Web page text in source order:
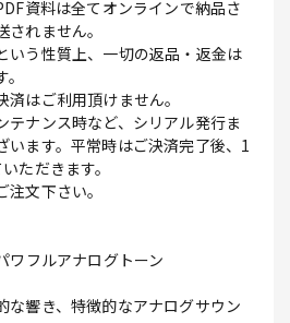
資料は全てオンラインで納品さ
れません。
いう性質上、一切の返品・返金は
済はご利用頂けません。
テナンス時など、シリアル発行ま
います。平常時はご決済完了後、1
ただきます。
文下さい。
フルアナログトーン
響き、特徴的なアナログサウン